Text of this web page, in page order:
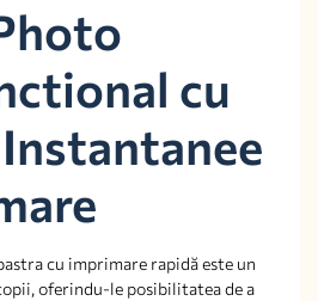
cu
cu imprimare rapidă este un
oferindu-le posibilitatea de a